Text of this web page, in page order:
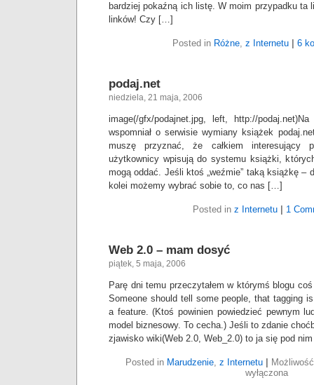
bardziej pokaźną ich listę. W moim przypadku ta
linków! Czy […]
Posted in Różne, z Internetu 6
podaj.net
niedziela, 21 maja, 2006
image(/gfx/podajnet.jpg, left, http://
wspomniał o serwisie wymiany książek
muszę przyznać, że całkiem interesujący
użytkownicy wpisują do systemu książki,
mogą oddać. Jeśli ktoś „weźmie” taką książkę –
kolei możemy wybrać sobie to, co nas […]
Posted in z Internetu 1
Web 2.0 – mam dosyć
piątek, 5 maja, 2006
Parę dni temu przeczytałem w którymś blogu
Someone should tell some people, that tagging
a feature. (Ktoś powinien powiedzieć pewnym
model biznesowy. To cecha.) Jeśli to zdanie
zjawisko wiki(Web 2.0, Web_2.0) to ja się pod
Posted in Marudzenie, z Internetu
wyłączona